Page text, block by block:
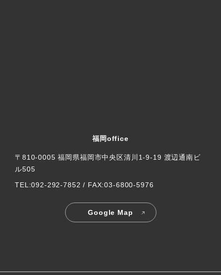
福岡office
〒810-0005 福岡県福岡市中央区清川1-9-19 渡辺通南ビ
ル505
TEL:092-292-7852 / FAX:03-6800-5976
Google Map